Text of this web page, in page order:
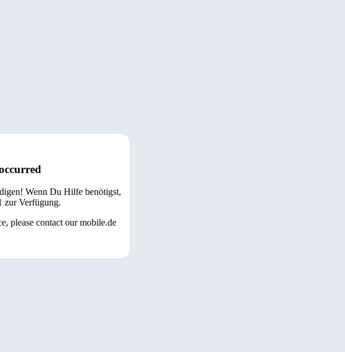
Wenn Du Hilfe benötigst,
zur Verfügung.
please contact our mobile.de